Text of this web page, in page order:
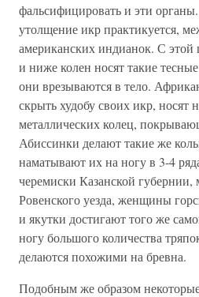
фальсифицировать и эти
утолщение икр практикуется,
американских индианок. С
и ниже колен носят такие
они врезываются в тело.
скрыть худобу своих икр, носят
металлических колец,
Абиссинки делают такие же
наматывают их на ногу в 3-4
черемиски Казанской губернии,
Ровенского уезда, женщины
и якутки достигают того же
ногу большого количества
делаются похожими на бревна.
Подобным же образом